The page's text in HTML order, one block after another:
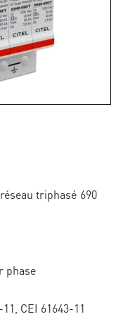
triphasé 690
phase
CEI 61643-11